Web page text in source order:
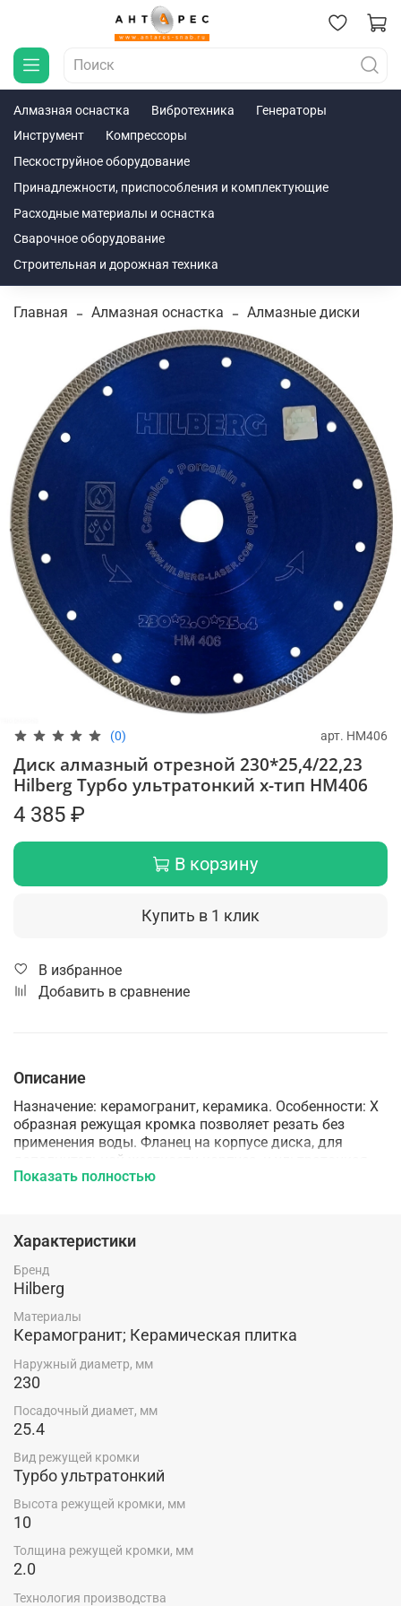
Алмазная оснастка Вибротехника
Генераторы
Инструмент
Компрессоры
Пескоструйное оборудование
Принадлежности, приспособления и комплектующие
Расходные материалы и оснастка
Сварочное оборудование
Строительная и дорожная техника
Главная Алмазная оснастка Алмазные диски
(0) арт. HM406
Диск алмазный отрезной 230*25,4/22,23
Hilberg Турбо ультратонкий х-тип HM406
4 385 ₽
В корзину
Купить в 1 клик
В избранное
Добавить в сравнение
Описание
Назначение: керамогранит, керамика. Особенности: Х
образная режущая кромка позволяет резать без
применения воды. Фланец на корпусе диска, для
дополнительной жесткости корпуса, и ультратонкая
режущая кромка обеспечивают чистый рез без
Показать полностью
Характеристики
Бренд
Hilberg
Материалы
Керамогранит; Керамическая плитка
Наружный диаметр, мм
230
Посадочный диамет, мм
25.4
Вид режущей кромки
Турбо ультратонкий
Высота режущей кромки, мм
10
Толщина режущей кромки, мм
2.0
Технология производства